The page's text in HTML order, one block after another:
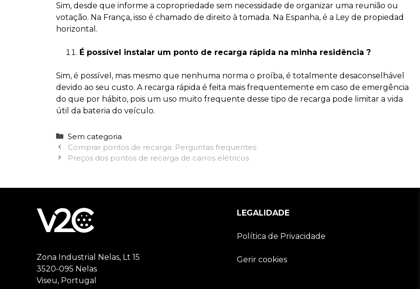
Sim, desde que informe a copropriedade sem necessidade de organizar uma reunião ou
votação. Na França, isso é chamado de direito à tomada. Na Espanha, é a Ley de propiedad
horizontal.
É possível instalar um ponto de recarga rápida na minha residência ?
Sim, é possível, mas mesmo que nenhuma norma o proíba, é totalmente desaconselhável
devido ao seu custo. A recarga rápida é feita mais frequentemente em caso de emergência
do que por hábito, pois um uso muito frequente desse tipo de recarga pode limitar a vida
útil da bateria do veículo.
Categorias
Sem categoria
Comprar pontos de recarga. Perguntas frequentes
Preços dos pontos de recarga de carros elétricos
Zona Industrial Nelas, Lt 15
3520-095 Nelas
Viseu, Portugal
LEGALIDADE
Política de Privacidade
Gerir cookies